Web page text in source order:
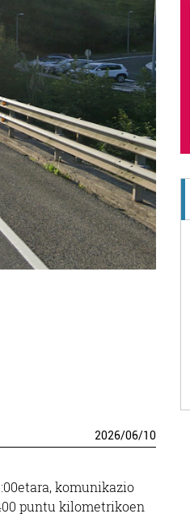
2026/06/10
komunikazio
puntu kilometrikoen